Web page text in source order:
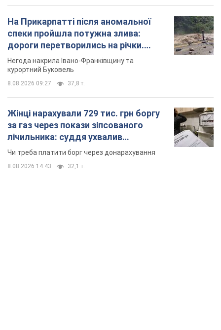
На Прикарпатті після аномальної
спеки пройшла потужна злива:
дороги перетворились на річки.
Відео
Негода накрила Івано-Франківщину та
курортний Буковель
8.08.2026 09:27 37,8 т.
Жінці нарахували 729 тис. грн боргу
за газ через покази зіпсованого
лічильника: суддя ухвалив
неочікуване рішення
Чи треба платити борг через донарахування
8.08.2026 14:43 32,1 т.